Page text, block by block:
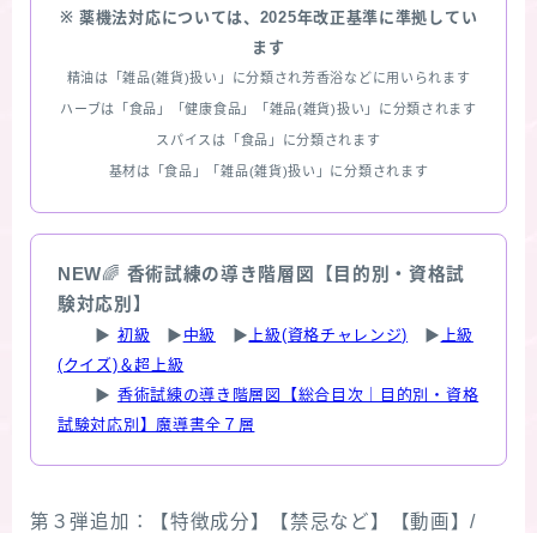
※ 薬機法対応については、2025年改正基準に準拠してい
ます
精油は「雑品(雑貨)扱い」に分類され芳香浴などに用いられます
ハーブは「食品」「健康食品」「雑品(雑貨)扱い」に分類されます
スパイスは「食品」に分類されます
基材は「食品」「雑品(雑貨)扱い」に分類されます
NEW🌈 香術試練の導き階層図【目的別・資格試
験対応別】
▶ 初級 ▶ 中級 ▶ 上級(資格チャレンジ) ▶ 上級
(クイズ)＆超上級
▶ 香術試練の導き階層図【総合目次｜目的別・資格
試験対応別】魔導書全７層
第３弾追加：【特徴成分】【禁忌など】【動画】/